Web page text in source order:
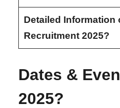
Detailed Information
Recruitment 2025?
Dates &
2025?